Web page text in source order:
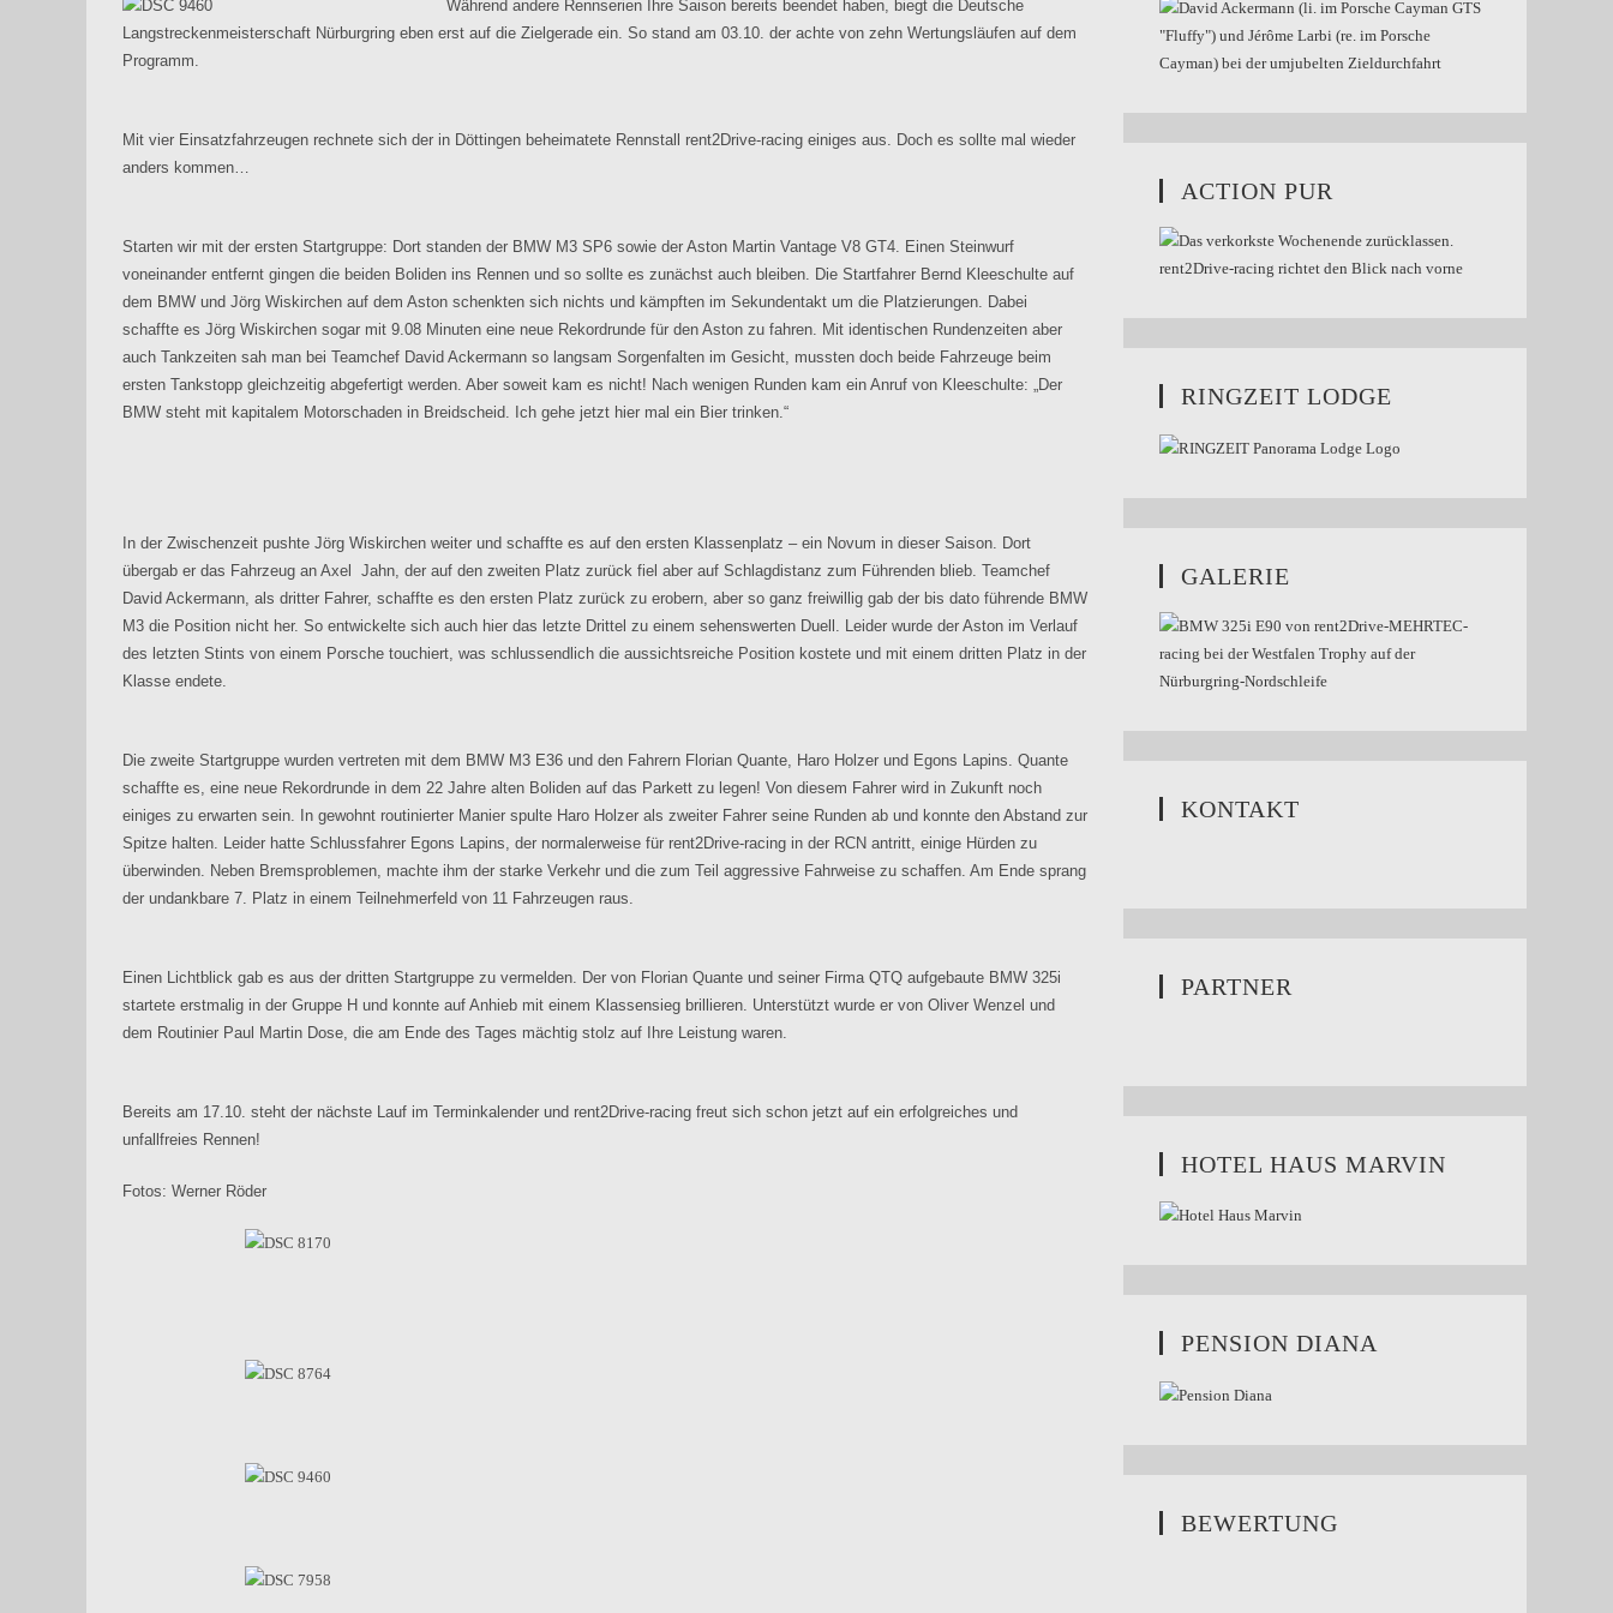
Während andere Rennserien Ihre Saison bereits beendet haben, biegt die Deutsche
Langstreckenmeisterschaft Nürburgring eben erst auf die Zielgerade ein. So stand am 03.10. der achte von zehn Wertungsläufen auf dem
Programm.
Mit vier Einsatzfahrzeugen rechnete sich der in Döttingen beheimatete Rennstall rent2Drive-racing einiges aus. Doch es sollte mal wieder
anders kommen…
Starten wir mit der ersten Startgruppe: Dort standen der BMW M3 SP6 sowie der Aston Martin Vantage V8 GT4. Einen Steinwurf
voneinander entfernt gingen die beiden Boliden ins Rennen und so sollte es zunächst auch bleiben. Die Startfahrer Bernd Kleeschulte auf
dem BMW und Jörg Wiskirchen auf dem Aston schenkten sich nichts und kämpften im Sekundentakt um die Platzierungen. Dabei
schaffte es Jörg Wiskirchen sogar mit 9.08 Minuten eine neue Rekordrunde für den Aston zu fahren. Mit identischen Rundenzeiten aber
auch Tankzeiten sah man bei Teamchef David Ackermann so langsam Sorgenfalten im Gesicht, mussten doch beide Fahrzeuge beim
ersten Tankstopp gleichzeitig abgefertigt werden. Aber soweit kam es nicht! Nach wenigen Runden kam ein Anruf von Kleeschulte: „Der
BMW steht mit kapitalem Motorschaden in Breidscheid. Ich gehe jetzt hier mal ein Bier trinken.“
In der Zwischenzeit pushte Jörg Wiskirchen weiter und schaffte es auf den ersten Klassenplatz – ein Novum in dieser Saison. Dort
übergab er das Fahrzeug an Axel
Jahn, der auf den zweiten Platz zurück fiel aber auf Schlagdistanz zum Führenden blieb. Teamchef
David Ackermann, als dritter Fahrer, schaffte es den ersten Platz zurück zu erobern, aber so ganz freiwillig gab der bis dato führende BMW
M3 die Position nicht her. So entwickelte sich auch hier das letzte Drittel zu einem sehenswerten Duell. Leider wurde der Aston im Verlauf
des letzten Stints von einem Porsche touchiert, was schlussendlich die aussichtsreiche Position kostete und mit einem dritten Platz in der
Klasse endete.
Die zweite Startgruppe wurden vertreten mit dem BMW M3 E36 und den Fahrern Florian Quante, Haro Holzer und Egons Lapins. Quante
schaffte es, eine neue Rekordrunde in dem 22 Jahre alten Boliden auf das Parkett zu legen! Von diesem Fahrer wird in Zukunft noch
einiges zu erwarten sein. In gewohnt routinierter Manier spulte Haro Holzer als zweiter Fahrer seine Runden ab und konnte den Abstand zur
Spitze halten. Leider hatte Schlussfahrer Egons Lapins, der normalerweise für rent2Drive-racing in der RCN antritt, einige Hürden zu
überwinden. Neben Bremsproblemen, machte ihm der starke Verkehr und die zum Teil aggressive Fahrweise zu schaffen. Am Ende sprang
der undankbare 7. Platz in einem Teilnehmerfeld von 11 Fahrzeugen raus.
Einen Lichtblick gab es aus der dritten Startgruppe zu vermelden. Der von Florian Quante und seiner Firma QTQ aufgebaute BMW 325i
startete erstmalig in der Gruppe H und konnte auf Anhieb mit einem Klassensieg brillieren. Unterstützt wurde er von Oliver Wenzel und
dem Routinier Paul Martin Dose, die am Ende des Tages mächtig stolz auf Ihre Leistung waren.
Bereits am 17.10. steht der nächste Lauf im Terminkalender und rent2Drive-racing freut sich schon jetzt auf ein erfolgreiches und
unfallfreies Rennen!
Fotos: Werner Röder
ACTION PUR
RINGZEIT LODGE
GALERIE
KONTAKT
PARTNER
HOTEL HAUS MARVIN
PENSION DIANA
BEWERTUNG